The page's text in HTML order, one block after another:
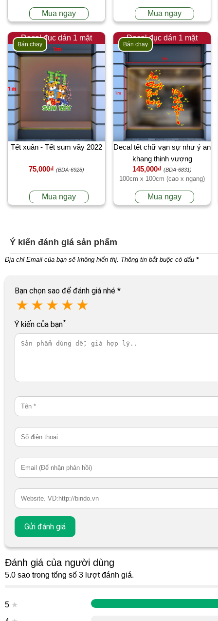
Mua ngay Mua ngay
Decal đục dán 1 mặt
Bán chạy
Tết xuân - Tết sum vầy 2022
75,000₫ (BDA-6928)
Mua ngay
Decal đục dán 1 mặt
Bán chạy
Decal tết chữ vạn sự như ý an
khang thịnh vượng
145,000₫ (BDA-6831)
100cm x 100cm (cao x ngang)
Mua ngay
Ý kiến đánh giá sản phẩm
Địa chỉ Email của bạn sẽ không hiển thị. Thông tin bắt buộc có dấu *
Bạn chọn sao để đánh giá nhé *
★ ★ ★ ★ ★
Ý kiến của bạn*
Đánh giá của người dùng
5.0 sao trong tổng số 3 lượt đánh giá.
5 ★